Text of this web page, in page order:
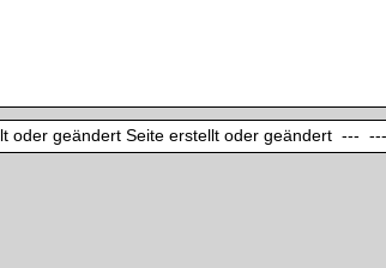
oder geändert Seite erstellt oder geändert ---